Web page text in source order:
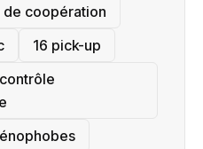
coopération
16 pick-up